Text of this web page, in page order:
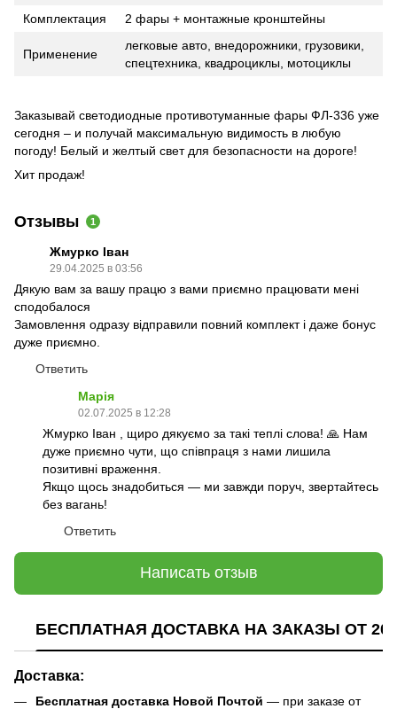
Комплектация 2 фары + монтажные кронштейны
Применение
легковые авто, внедорожники, грузовики,
спецтехника, квадроциклы, мотоциклы
Заказывай светодиодные противотуманные фары ФЛ-336 уже
сегодня – и получай максимальную видимость в любую
погоду! Белый и желтый свет для безопасности на дороге!
Хит продаж!
Отзывы 1
Жмурко Іван
29.04.2025 в 03:56
Дякую вам за вашу працю з вами приємно працювати мені
сподобалося
Замовлення одразу відправили повний комплект і даже бонус
дуже приємно.
Ответить
Марія
02.07.2025 в 12:28
Жмурко Іван , щиро дякуємо за такі теплі слова! 🙏 Нам
дуже приємно чути, що співпраця з нами лишила
позитивні враження.
Якщо щось знадобиться — ми завжди поруч, звертайтесь
без вагань!
Ответить
Написать отзыв
БЕСПЛАТНАЯ ДОСТАВКА НА ЗАКАЗЫ ОТ
Доставка:
Бесплатная доставка Новой Почтой — при заказе от